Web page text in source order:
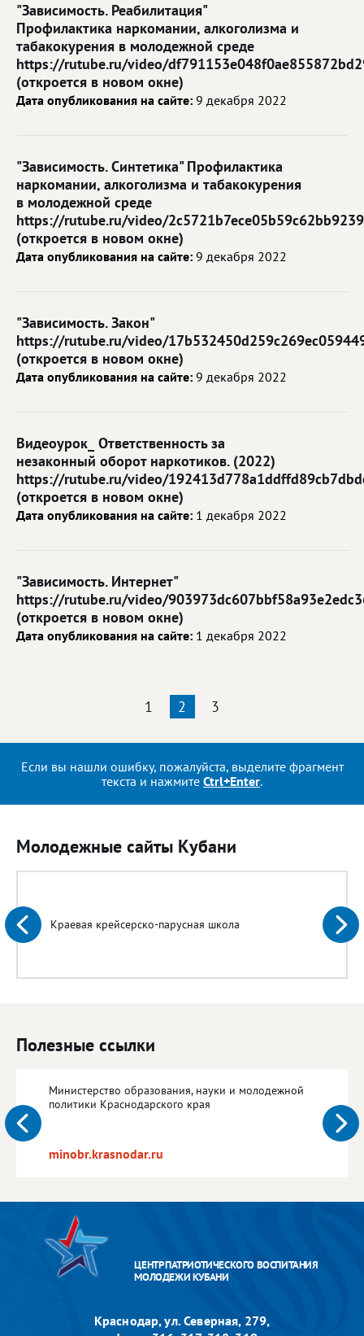
"Зависимость. Реабилитация"
Профилактика наркомании, алкоголизма и
табакокурения в молодежной среде
https://rutube.ru/video/
(откроется в новом окне)
Дата опубликования на сайте: 9 декабря 2022
"Зависимость. Синтетика" Профилактика
наркомании, алкоголизма и табакокурения
в молодежной среде
https://rutube.ru/video/
(откроется в новом окне)
Дата опубликования на сайте: 9 декабря 2022
"Зависимость. Закон"
https://rutube.ru/video/
(откроется в новом окне)
Дата опубликования на сайте: 9 декабря 2022
Видеоурок_ Ответственность за
незаконный оборот наркотиков. (2022)
https://rutube.ru/video/
(откроется в новом окне)
Дата опубликования на сайте: 1 декабря 2022
"Зависимость. Интернет"
https://rutube.ru/video/
(откроется в новом окне)
Дата опубликования на сайте: 1 декабря 2022
1 2 3
Если вы нашли ошибку, пожалуйста, выделите фрагмент
текста и нажмите Ctrl+Enter.
Молодежные сайты Кубани
Краевая крейсерско-парусная школа
Полезные ссылки
Министерство образования, науки и молодежной
политики Краснодарского края
minobr.krasnodar.ru
ЦЕНТР ПАТРИОТИЧЕСКОГО ВОСПИТАНИЯ
МОЛОДЕЖИ КУБАНИ
Краснодар, ул. Северная, 279,